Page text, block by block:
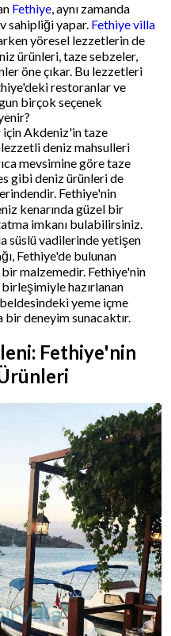
Fethiye, aynı zamanda
sahipliği yapar. Fethiye villa
yöresel lezzetlerin de
ürünleri, taze sebzeler,
öne çıkar. Bu lezzetleri
restoranlar ve
birçok seçenek
için Akdeniz'in taze
deniz mahsulleri
mevsimine göre taze
gibi deniz ürünleri de
Fethiye'nin
kenarında güzel bir
imkanı bulabilirsiniz.
süslü vadilerinde yetişen
Fethiye'de bulunan
malzemedir. Fethiye'nin
birleşimiyle hazırlanan
yeme içme
deneyim sunacaktır.
Fethiye'nin